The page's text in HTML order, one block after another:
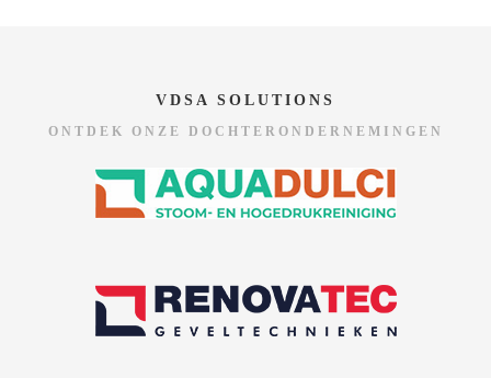
VDSA SOLUTIONS
ONTDEK ONZE DOCHTERONDERNEMINGEN